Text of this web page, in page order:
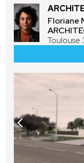
Floriane
Toulouse